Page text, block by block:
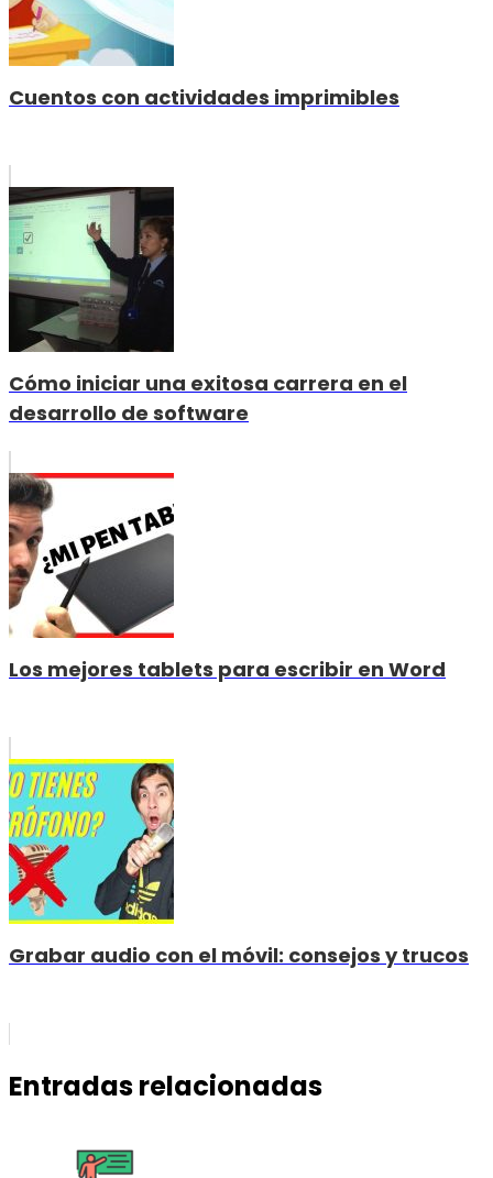
Cuentos con actividades imprimibles
Cómo iniciar una exitosa carrera en el
desarrollo de software
Los mejores tablets para escribir en Word
Grabar audio con el móvil: consejos y trucos
Entradas relacionadas